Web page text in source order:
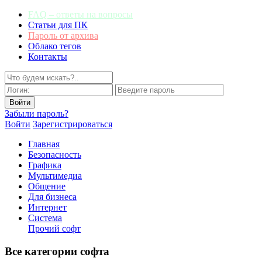
FAQ – ответы на вопросы
Статьи для ПК
Пароль от архива
Облако тегов
Контакты
Забыли пароль?
Войти Зарегистрироваться
Главная
Безопасность
Графика
Мультимедиа
Общение
Для бизнеса
Интернет
Система
Прочий софт
Все категории софта